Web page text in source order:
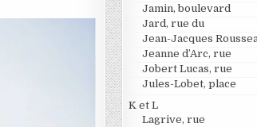
Jamin, boulevard
Jard, rue du
Jean-Jacques
Jeanne d’Arc, rue
Jobert Lucas, rue
Jules-Lobet, place
K et L
Lagrive, rue